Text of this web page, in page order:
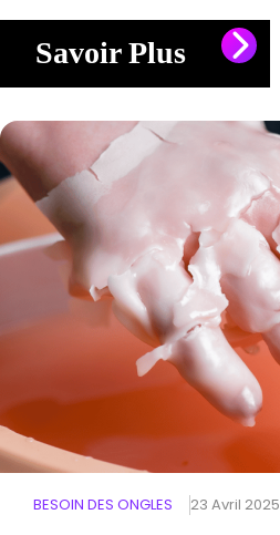
Savoir Plus
23 Avril 2025
BESOIN DES ONGLES